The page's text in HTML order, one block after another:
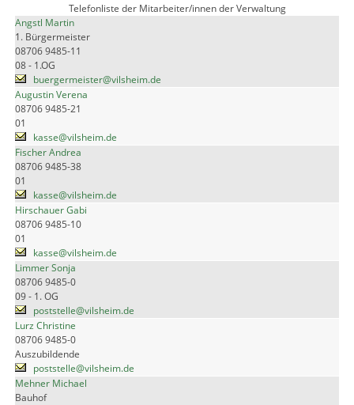
Telefonliste der Mitarbeiter/innen der Verwaltung
Angstl Martin
1. Bürgermeister
08706 9485-11
08 - 1.OG
buergermeister@vilsheim.de
Augustin Verena
08706 9485-21
01
kasse@vilsheim.de
Fischer Andrea
08706 9485-38
01
kasse@vilsheim.de
Hirschauer Gabi
08706 9485-10
01
kasse@vilsheim.de
Limmer Sonja
08706 9485-0
09 - 1. OG
poststelle@vilsheim.de
Lurz Christine
08706 9485-0
Auszubildende
poststelle@vilsheim.de
Mehner Michael
Bauhof